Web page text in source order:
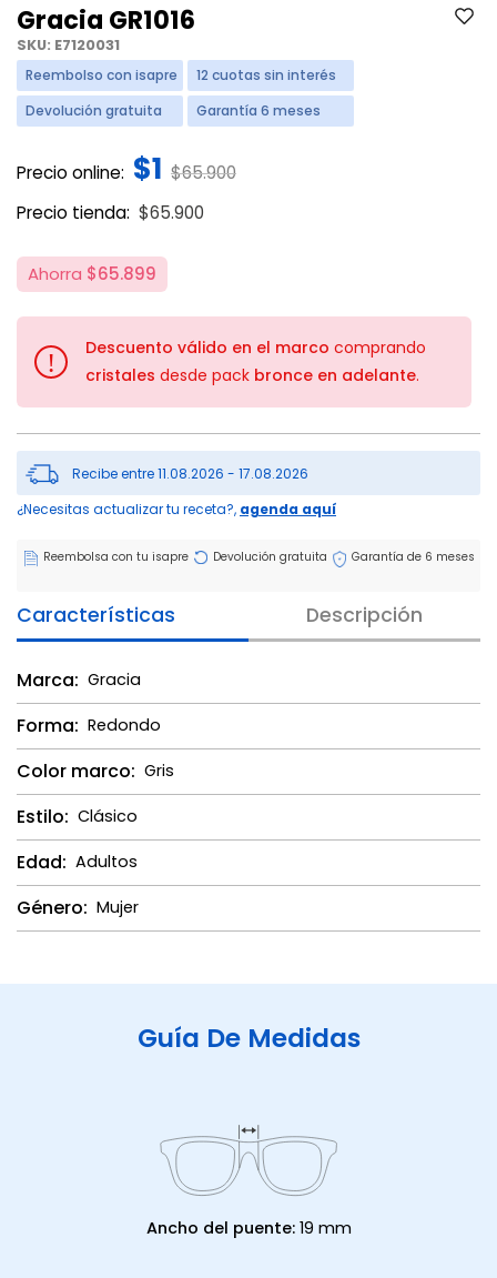
Gracia GR1016
SKU: E7120031
Reembolso con isapre
12 cuotas sin interés
Devolución gratuita
Garantía 6 meses
Precio online: $1 Price reduced from
$65.900to
Precio tienda:
Price reduced from
$65.900
Ahorra $65.899
! Descuento válido en el marco comprando
cristales desde pack bronce en adelante.
Recibe entre 11.08.2026 - 17.08.2026
¿Necesitas actualizar tu receta?, agenda aquí
Reembolsa con tu isapre Devolución gratuita Garantía de 6 meses
Características Descripción
Marca: Gracia
Forma: Redondo
Color marco: Gris
Estilo: Clásico
Edad: Adultos
Género: Mujer
Guía De Medidas
Ancho del puente: 19 mm